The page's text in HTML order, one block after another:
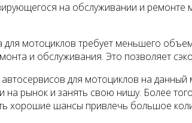
на обслуживании и
мотоциклов требует меньшего
и обслуживания. Это позволяет
для мотоциклов на
рынок и занять свою нишу. Более
хорошие шансы привлечь большое